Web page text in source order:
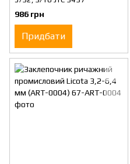
986 грн
Придбати